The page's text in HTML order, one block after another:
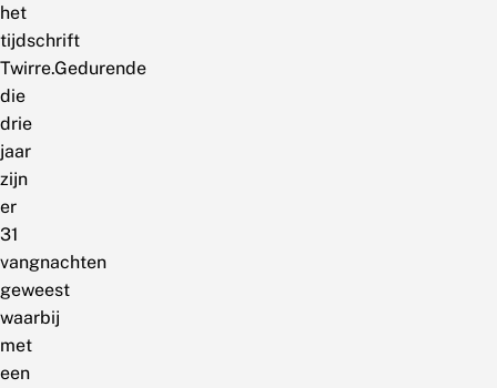
het
tijdschrift
Twirre.Gedurende
die
drie
jaar
zijn
er
31
vangnachten
geweest
waarbij
met
een